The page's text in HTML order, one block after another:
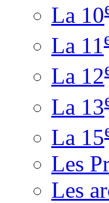
La 10
La 11
La 12
La 13
La 15
Les
Les